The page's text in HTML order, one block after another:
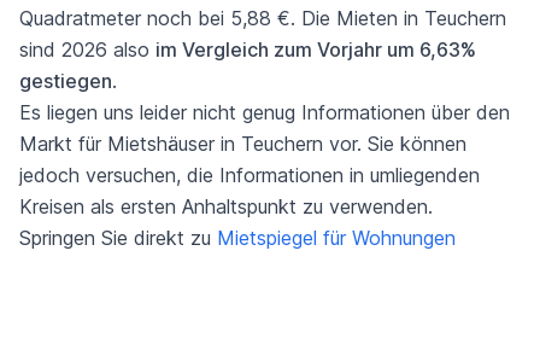
Quadratmeter noch bei 5,88 €. Die Mieten in Teuchern
sind 2026 also im Vergleich zum Vorjahr um 6,63%
gestiegen.
Es liegen uns leider nicht genug Informationen über den
Markt für Mietshäuser in Teuchern vor. Sie können
jedoch versuchen, die Informationen in umliegenden
Kreisen als ersten Anhaltspunkt zu verwenden.
Springen Sie direkt zu Mietspiegel für Wohnungen